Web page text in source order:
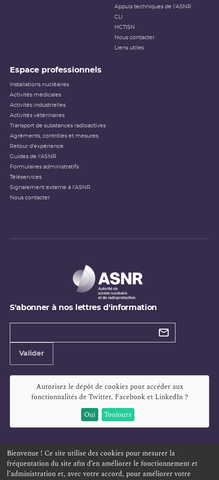
Appuis techniques de l'ASNR
CLI
HCTISN
Nous contacter
Liens utiles
Espace professionnels
Installations nucléaires
Activités médicales
Activités industrielles
Activités vétérinaires
Transport de substances radioactives
Agréments, contrôles et mesures
Retour d'expérience
Guides de l'ASNR
Formulaires administratifs
Téléservices
Signalement externe à l'ASNR
Nous contacter
S'abonner à nos lettres d'information
Types de
Valider
Autorisez le dépôt de cookies pour accéder aux
fonctionnalités de Twitter, Facebook et LinkedIn?
Oui
Toujours
ESPACE PERSONNEL OFFRES D'EMPLOI SIGNALEMENT
TÉLÉSERVICES PLAN DU SITE
Bienvenue ! Ce site utilise des cookies pour mesurer la
fréquentation du site afin d’en améliorer le fonctionnement et
l’administration et, avec votre accord, pour améliorer votre